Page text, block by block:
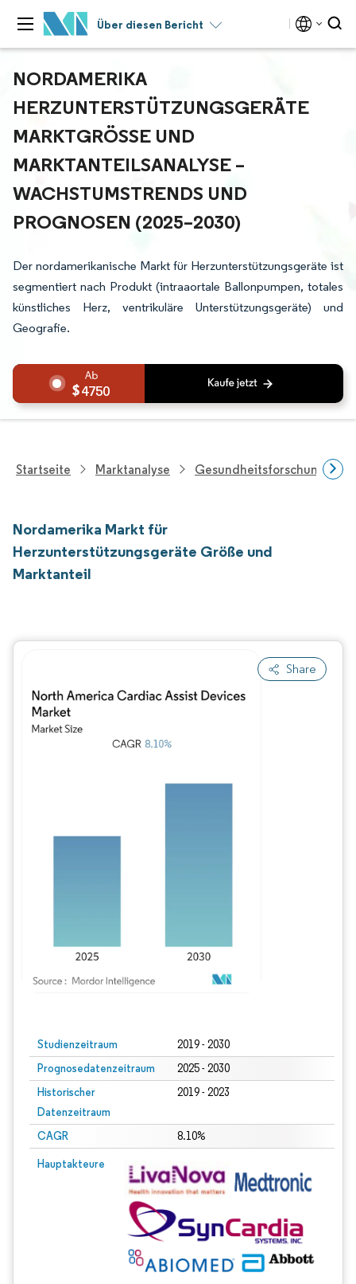
Über diesen Bericht
NORDAMERIKA
HERZUNTERSTÜTZUNGSGERÄTE
MARKTGRÖSSE UND M
ARKTANTEILSANALYSE – W
ACHSTUMSTRENDS UND P
ROGNOSEN (2025–2030)
Der nordamerikanische Markt für Herzunterstützungsgeräte ist
segmentiert nach Produkt (intraaortale Ballonpumpen, totales
künstliches Herz, ventrikuläre Unterstützungsgeräte) und
Geografie.
4750
Startseite Marktanalyse Gesundheitsforschung
Nordamerika Markt für
Herzunterstützungsgeräte Größe und
Marktanteil
Share
Studienzeitraum 2019 - 2030
Prognosedatenzeitraum 2025 - 2030
Historischer
Datenzeitraum
2019 - 2023
CAGR 8.10%
Hauptakteure